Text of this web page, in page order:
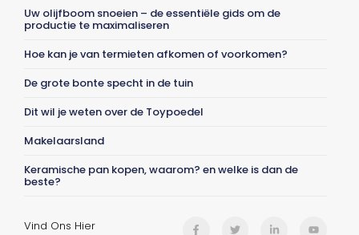
Uw olijfboom snoeien – de essentiële gids om de
productie te maximaliseren
Hoe kan je van termieten afkomen of voorkomen?
De grote bonte specht in de tuin
Dit wil je weten over de Toypoedel
Makelaarsland
Keramische pan kopen, waarom? en welke is dan de
beste?
Vind Ons Hier